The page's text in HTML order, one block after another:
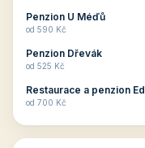
stavbou, polohou
zaměřením nabízí
Romantické ...
Penzion U Méďů
od 590 Kč
Penzion Dřevák
od 525 Kč
od 700 Kč
👥